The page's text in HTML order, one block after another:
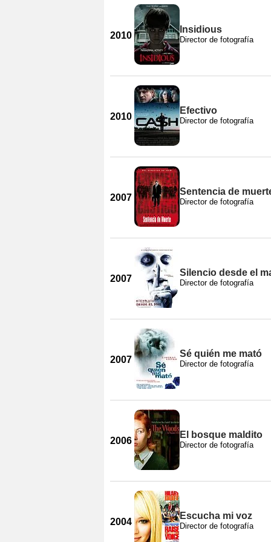
2010
Insidious
Director de fotografía
2010
Efectivo
Director de fotografía
2007
Sentencia de
Director de fotografía
2007
Silencio desde el
Director de fotografía
2007
Sé quién me mató
Director de fotografía
2006
El bosque maldito
Director de fotografía
2004
Escucha mi voz
Director de fotografía